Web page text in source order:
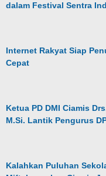
dalam Festival Sentra
Internet Rakyat Siap
Cepat
Ketua PD DMI Ciamis
M.Si. Lantik Pengurus
Kalahkan Puluhan